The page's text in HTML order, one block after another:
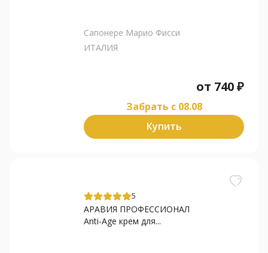
Сапонере Марио Фисси
ИТАЛИЯ
от 740₽
Забрать c 08.08
Купить
5
АРАВИЯ ПРОФЕССИОНАЛ
Anti-Age крем для...